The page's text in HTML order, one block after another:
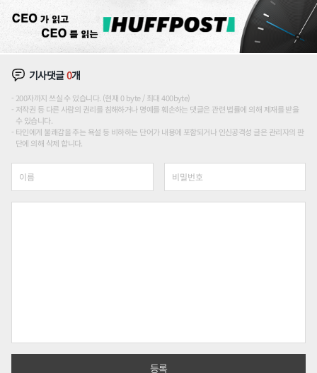
기사댓글0개
200자까지 쓰실 수 있습니다. (현재 0 byte / 최대 400byte)
저작권 등 다른 사람의 권리를 침해하거나 명예를 훼손하는 댓글은 관련 법률에 의해 제재를 받을
수 있습니다.
타인에게 불쾌감을 주는 욕설 등 비하하는 단어가 내용에 포함되거나 인신공격성 글은 관리자의 판
단에 의해 삭제 합니다.